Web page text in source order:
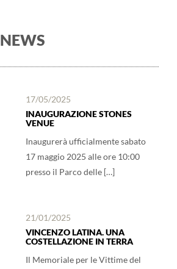
NEWS
17/05/2025
INAUGURAZIONE STONES
VENUE
Inaugurerà ufficialmente sabato
17 maggio 2025 alle ore 10:00
presso il Parco delle […]
21/01/2025
VINCENZO LATINA. UNA
COSTELLAZIONE IN TERRA
Il Memoriale per le Vittime del